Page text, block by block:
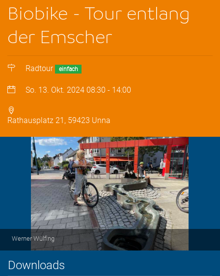
Biobike - Tour entlang
der Emscher
Radtour einfach
So. 13. Okt. 2024 08:30 - 14:00
Rathausplatz 21, 59423 Unna
Werner Wülfing
Downloads